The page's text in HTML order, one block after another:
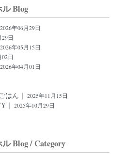
Blog
2026年06月29日
日
2026年05月15日
日
2026年04月01日
はん｜ 2025年11月15日
｜ 2025年10月29日
Blog / Category